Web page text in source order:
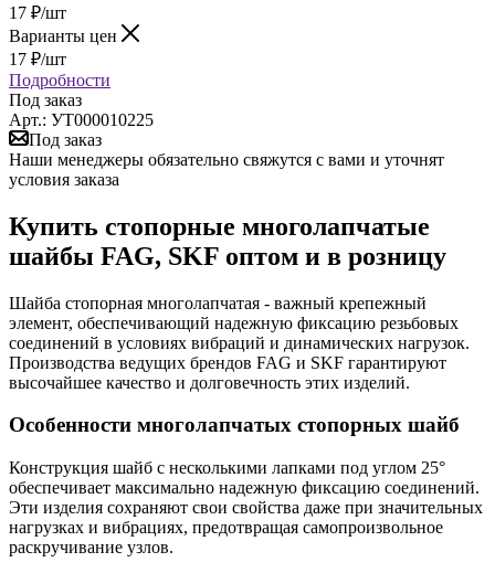
17 ₽/шт
Варианты цен
17 ₽/шт
Подробности
Под заказ
Арт.: УТ000010225
Под заказ
Наши менеджеры обязательно свяжутся с вами и уточнят
условия заказа
Купить стопорные многолапчатые
шайбы FAG, SKF оптом и в розницу
Шайба стопорная многолапчатая - важный крепежный
элемент, обеспечивающий надежную фиксацию резьбовых
соединений в условиях вибраций и динамических нагрузок.
Производства ведущих брендов FAG и SKF гарантируют
высочайшее качество и долговечность этих изделий.
Особенности многолапчатых стопорных шайб
Конструкция шайб с несколькими лапками под углом 25°
обеспечивает максимально надежную фиксацию соединений.
Эти изделия сохраняют свои свойства даже при значительных
нагрузках и вибрациях, предотвращая самопроизвольное
раскручивание узлов.